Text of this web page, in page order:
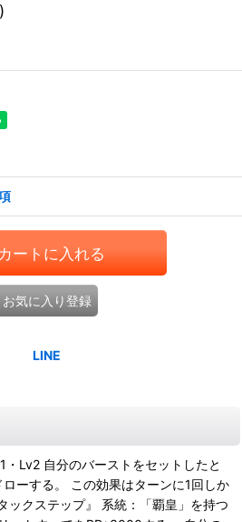
ートに入れる
お気に入り登録
Lv2 自分のバーストをセットしたと
ーする。 この効果はターンに1回しか
ックステップ』 系統：「覇皇」を持つ